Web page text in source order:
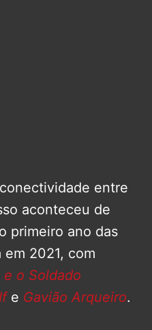
entre
aconteceu de
primeiro ano das
2021, com
e o Soldado
e Gavião Arqueiro.